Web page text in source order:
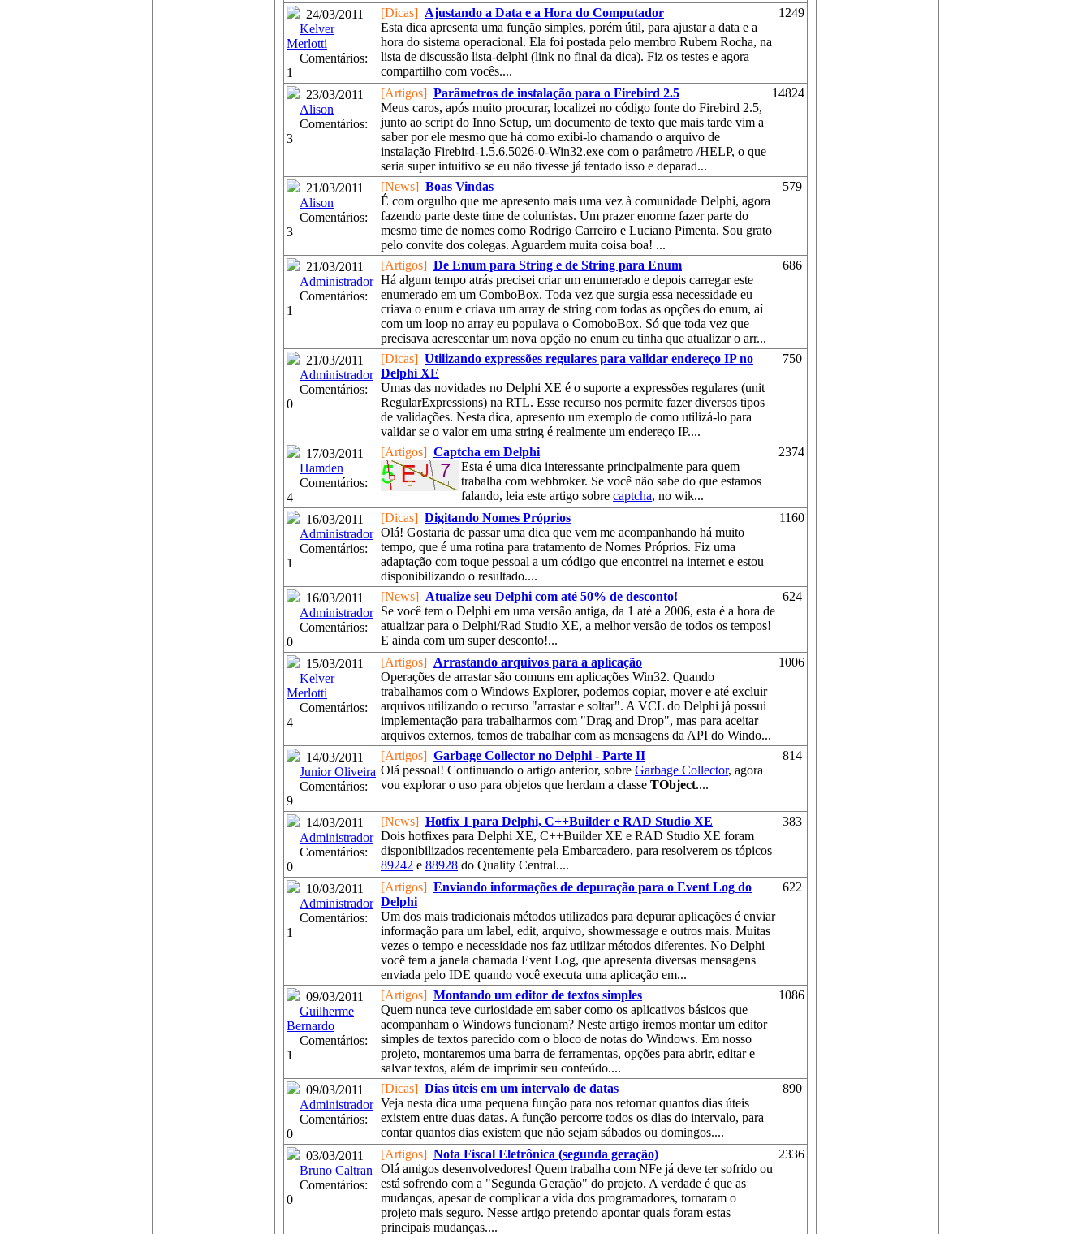
24/03/2011
Kelver
Merlotti
Comentários:
1
[Dicas] Ajustando a Data e a Hora do Computador
Esta dica apresenta uma função simples, porém útil, para ajustar a data e a
hora do sistema operacional. Ela foi postada pelo membro Rubem Rocha, na
lista de discussão lista-delphi (link no final da dica). Fiz os testes e agora
compartilho com vocês....
1249
23/03/2011
Alison
Comentários:
3
[Artigos] Parâmetros de instalação para o Firebird 2.5
Meus caros, após muito procurar, localizei no código fonte do Firebird 2.5,
junto ao script do Inno Setup, um documento de texto que mais tarde vim a
saber por ele mesmo que há como exibi-lo chamando o arquivo de
instalação Firebird-1.5.6.5026-0-Win32.exe com o parâmetro /HELP, o que
seria super intuitivo se eu não tivesse já tentado isso e deparad...
14824
21/03/2011
Alison
Comentários:
3
[News] Boas Vindas
É com orgulho que me apresento mais uma vez à comunidade Delphi, agora
fazendo parte deste time de colunistas. Um prazer enorme fazer parte do
mesmo time de nomes como Rodrigo Carreiro e Luciano Pimenta. Sou grato
pelo convite dos colegas. Aguardem muita coisa boa! ...
579
21/03/2011
Administrador
Comentários:
1
[Artigos] De Enum para String e de String para Enum
Há algum tempo atrás precisei criar um enumerado e depois carregar este
enumerado em um ComboBox. Toda vez que surgia essa necessidade eu
criava o enum e criava um array de string com todas as opções do enum, aí
com um loop no array eu populava o ComoboBox. Só que toda vez que
precisava acrescentar um nova opção no enum eu tinha que atualizar o arr...
686
21/03/2011
Administrador
Comentários:
0
[Dicas] Utilizando expressões regulares para validar endereço IP no
Delphi XE
Umas das novidades no Delphi XE é o suporte a expressões regulares (unit
RegularExpressions) na RTL. Esse recurso nos permite fazer diversos tipos
de validações. Nesta dica, apresento um exemplo de como utilizá-lo para
validar se o valor em uma string é realmente um endereço IP....
750
17/03/2011
Hamden
Comentários:
4
[Artigos] Captcha em Delphi
Esta é uma dica interessante principalmente para quem
trabalha com webbroker. Se você não sabe do que estamos
falando, leia este artigo sobre captcha, no wik...
2374
16/03/2011
Administrador
Comentários:
1
[Dicas] Digitando Nomes Próprios
Olá! Gostaria de passar uma dica que vem me acompanhando há muito
tempo, que é uma rotina para tratamento de Nomes Próprios. Fiz uma
adaptação com toque pessoal a um código que encontrei na internet e estou
disponibilizando o resultado....
1160
16/03/2011
Administrador
Comentários:
0
[News] Atualize seu Delphi com até 50% de desconto!
Se você tem o Delphi em uma versão antiga, da 1 até a 2006, esta é a hora de
atualizar para o Delphi/Rad Studio XE, a melhor versão de todos os tempos!
E ainda com um super desconto!...
624
15/03/2011
Kelver
Merlotti
Comentários:
4
[Artigos] Arrastando arquivos para a aplicação
Operações de arrastar são comuns em aplicações Win32. Quando
trabalhamos com o Windows Explorer, podemos copiar, mover e até excluir
arquivos utilizando o recurso "arrastar e soltar". A VCL do Delphi já possui
implementação para trabalharmos com "Drag and Drop", mas para aceitar
arquivos externos, temos de trabalhar com as mensagens da API do Windo...
1006
14/03/2011
Junior Oliveira
Comentários:
9
[Artigos] Garbage Collector no Delphi - Parte II
Olá pessoal! Continuando o artigo anterior, sobre Garbage Collector, agora
vou explorar o uso para objetos que herdam a classe TObject....
814
14/03/2011
Administrador
Comentários:
0
[News] Hotfix 1 para Delphi, C++Builder e RAD Studio XE
Dois hotfixes para Delphi XE, C++Builder XE e RAD Studio XE foram
disponibilizados recentemente pela Embarcadero, para resolverem os tópicos
89242 e 88928 do Quality Central....
383
10/03/2011
Administrador
Comentários:
1
[Artigos] Enviando informações de depuração para o Event Log do
Delphi
Um dos mais tradicionais métodos utilizados para depurar aplicações é enviar
informação para um label, edit, arquivo, showmessage e outros mais. Muitas
vezes o tempo e necessidade nos faz utilizar métodos diferentes. No Delphi
você tem a janela chamada Event Log, que apresenta diversas mensagens
enviada pelo IDE quando você executa uma aplicação em...
622
09/03/2011
Guilherme
Bernardo
Comentários:
1
[Artigos] Montando um editor de textos simples
Quem nunca teve curiosidade em saber como os aplicativos básicos que
acompanham o Windows funcionam? Neste artigo iremos montar um editor
simples de textos parecido com o bloco de notas do Windows. Em nosso
projeto, montaremos uma barra de ferramentas, opções para abrir, editar e
salvar textos, além de imprimir seu conteúdo....
1086
09/03/2011
Administrador
Comentários:
0
[Dicas] Dias úteis em um intervalo de datas
Veja nesta dica uma pequena função para nos retornar quantos dias úteis
existem entre duas datas. A função percorre todos os dias do intervalo, para
contar quantos dias existem que não sejam sábados ou domingos....
890
03/03/2011
Bruno Caltran
Comentários:
0
[Artigos] Nota Fiscal Eletrônica (segunda geração)
Olá amigos desenvolvedores! Quem trabalha com NFe já deve ter sofrido ou
está sofrendo com a "Segunda Geração" do projeto. A verdade é que as
mudanças, apesar de complicar a vida dos programadores, tornaram o
projeto mais seguro. Nesse artigo pretendo apontar quais foram estas
principais mudanças....
2336